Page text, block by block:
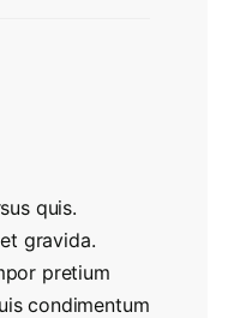
quis.
gravida.
pretium
condimentum